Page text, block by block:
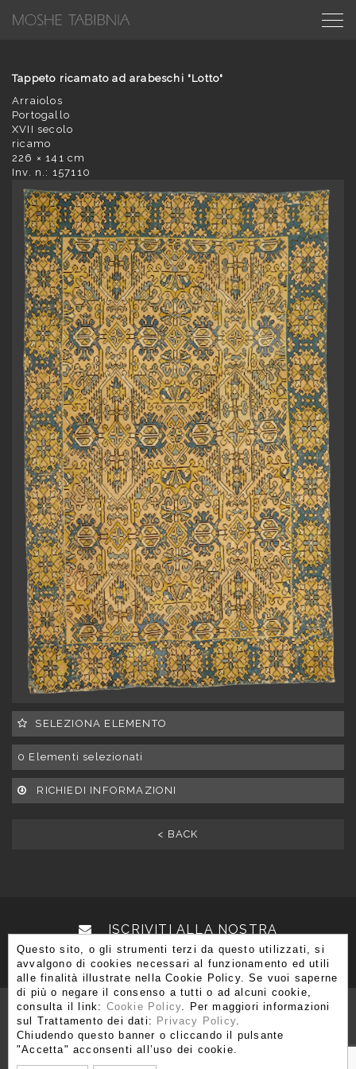
Tappeto ricamato ad arabeschi "Lotto"
Arraiolos
Portogallo
XVII secolo
ricamo
226 × 141 cm
Inv. n.: 157110
SELEZIONA ELEMENTO
0 Elementi selezionati
RICHIEDI INFORMAZIONI
< BACK
ISCRIVITI ALLA NOSTRA
NEWSLETTER
Via Brera 3, 20121 Milano
Questo sito, o gli strumenti terzi da questo utilizzati, si
avvalgono di cookies necessari al funzionamento ed utili
alle finalità illustrate nella Cookie Policy. Se vuoi saperne
di più o negare il consenso a tutti o ad alcuni cookie,
consulta il link: Cookie Policy. Per maggiori informazioni
sul Trattamento dei dati: Privacy Policy.
Chiudendo questo banner o cliccando il pulsante
"Accetta" acconsenti all’uso dei cookie.